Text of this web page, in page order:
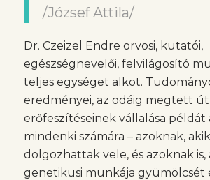
/József Attila/
Dr. Czeizel Endre orvosi, kutatói,
egészségnevelői, felvilágosító
teljes egységet alkot.
eredményei, az odáig megtett
erőfeszítéseinek vállalása példát
mindenki számára – azoknak,
dolgozhattak vele, és azoknak is,
genetikusi munkája gyümölcsét